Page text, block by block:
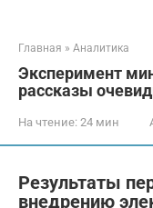
Главная » Аналитика
Эксперимент
рассказы
На чтение: 24 мин
Результаты
внедрению